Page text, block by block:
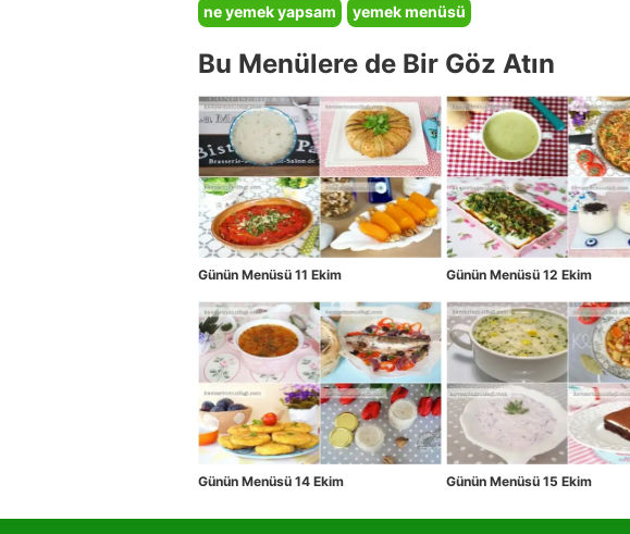
ne yemek yapsam
yemek menüsü
Bu Menülere de Bir Göz Atın
Günün Menüsü 11 Ekim Günün Menüsü 12 Ekim
Günün Menüsü 14 Ekim Günün Menüsü 15 Ekim